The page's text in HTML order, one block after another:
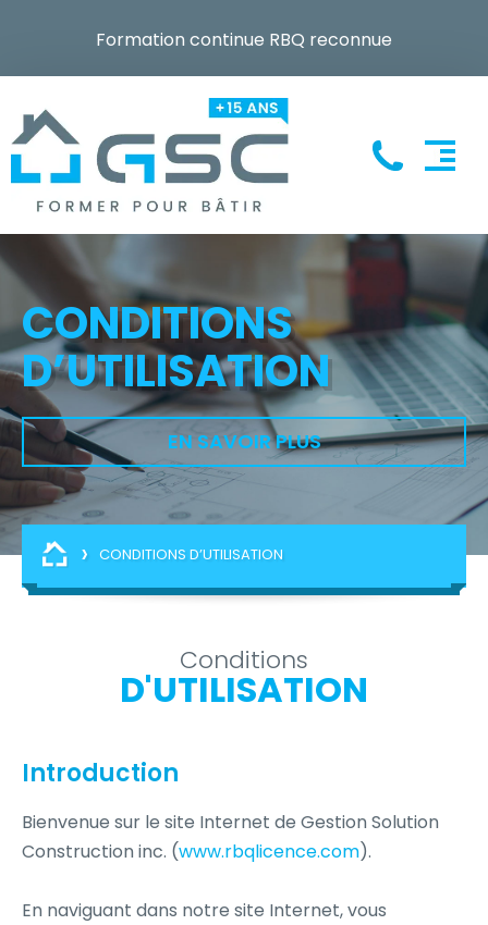
Formation continue RBQ reconnue
CONDITIONS
D’UTILISATION
EN SAVOIR PLUS
› CONDITIONS D’UTILISATION
Conditions
D'UTILISATION
Introduction
Bienvenue sur le site Internet de Gestion Solution
Construction inc. (www.rbqlicence.com).
En naviguant dans notre site Internet, vous